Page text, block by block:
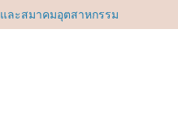
ะเทศไทยที่สยาม ทาคาชิมา
ไนลอนดีไซน์มินิมอลที่ตอบ